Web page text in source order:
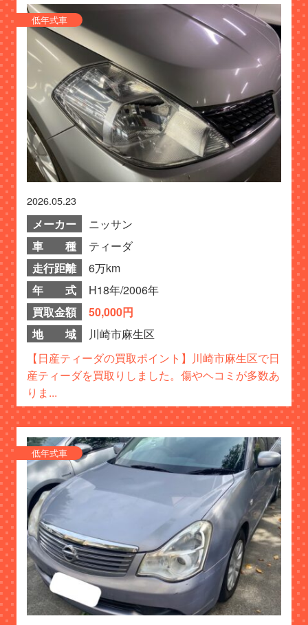
低年式車
2026.05.23
メーカー
ニッサン
車 種
ティーダ
走行距離
6万km
年 式
H18年/2006年
買取金額
50,000円
地 域
川崎市麻生区
【日産ティーダの買取ポイント】川崎市麻生区で日
産ティーダを買取りしました。傷やヘコミが多数あ
りま...
低年式車